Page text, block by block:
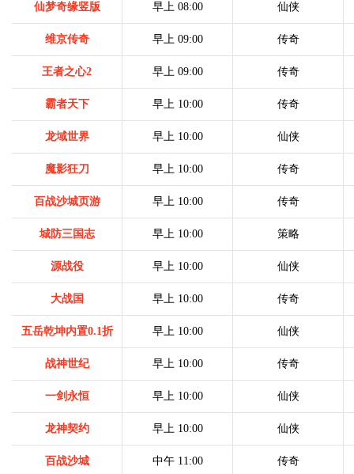
仙梦奇缘竖版 早上 08:00 仙侠
维京传奇 早上 09:00 传奇
王者之心2 早上 09:00 传奇
霸者天下 早上 10:00 传奇
龙域世界 早上 10:00 仙侠
魔影狂刀 早上 10:00 传奇
百战沙城页游 早上 10:00 传奇
城防三国志 早上 10:00 策略
源战役 早上 10:00 仙侠
大战国 早上 10:00 传奇
五岳乾坤内置0.1折 早上 10:00 仙侠
战神世纪 早上 10:00 传奇
一剑永恒 早上 10:00 仙侠
龙神契约 早上 10:00 仙侠
百战沙城 中午 11:00 传奇